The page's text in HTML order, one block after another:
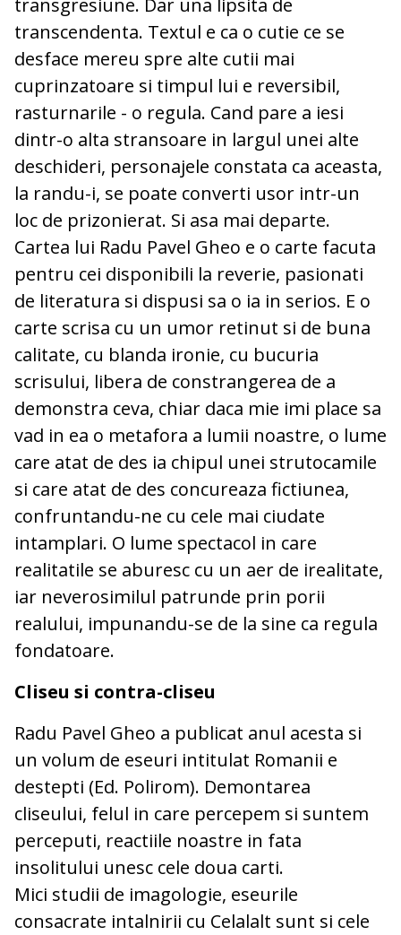
transgresiune. Dar una lipsita de
transcendenta. Textul e ca o cutie ce se
desface mereu spre alte cutii mai
cuprinzatoare si timpul lui e reversibil,
rasturnarile - o regula. Cand pare a iesi
dintr-o alta stransoare in largul unei alte
deschideri, personajele constata ca aceasta,
la randu-i, se poate converti usor intr-un
loc de prizonierat. Si asa mai departe.
Cartea lui Radu Pavel Gheo e o carte facuta
pentru cei disponibili la reverie, pasionati
de literatura si dispusi sa o ia in serios. E o
carte scrisa cu un umor retinut si de buna
calitate, cu blanda ironie, cu bucuria
scrisului, libera de constrangerea de a
demonstra ceva, chiar daca mie imi place sa
vad in ea o metafora a lumii noastre, o lume
care atat de des ia chipul unei strutocamile
si care atat de des concureaza fictiunea,
confruntandu-ne cu cele mai ciudate
intamplari. O lume spectacol in care
realitatile se aburesc cu un aer de irealitate,
iar neverosimilul patrunde prin porii
realului, impunandu-se de la sine ca regula
fondatoare.
Cliseu si contra-cliseu
Radu Pavel Gheo a publicat anul acesta si
un volum de eseuri intitulat Romanii e
destepti (Ed. Polirom). Demontarea
cliseului, felul in care percepem si suntem
perceputi, reactiile noastre in fata
insolitului unesc cele doua carti.
Mici studii de imagologie, eseurile
consacrate intalnirii cu Celalalt sunt si cele